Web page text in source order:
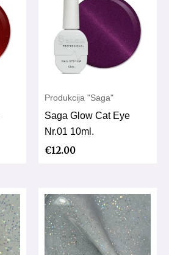
Produkcija "Saga"
Saga Glow Cat Eye
Nr.01 10ml.
€12.00